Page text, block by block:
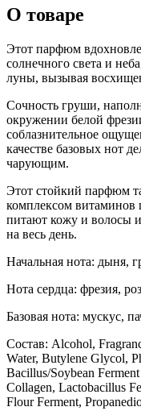
О товаре
Этот парфюм
солнечного света и
луны, вызывая
Сочность груши,
окружении белой
соблазнительное
качестве базовых нот
чарующим.
Этот стойкий парфюм
комплексом
питают кожу и волосы
на весь день.
Начальная нота: дыня,
Нота сердца: фрезия,
Базовая нота: мускус,
Состав: Alcohol,
Water, Butylene Glycol,
Bacillus/Soybean
Collagen, Lactobacillus
Flour Ferment,